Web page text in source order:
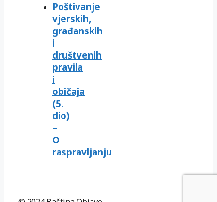
Poštivanje
vjerskih,
građanskih
i
društvenih
pravila
i
običaja
(5.
dio)
–
O
raspravljanju